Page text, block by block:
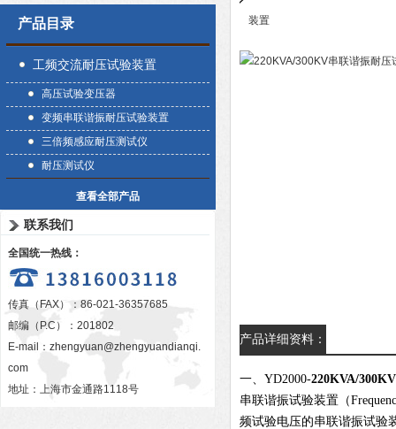
产品目录
工频交流耐压试验装置
高压试验变压器
变频串联谐振耐压试验装置
三倍频感应耐压测试仪
耐压测试仪
查看全部产品
联系我们
全国统一热线：
传真（FAX）：86-021-36357685
邮编（P.C）：201802
E-mail： zhengyuan@zhengyuandianqi.
com
地址：上海市金通路1118号
装置
产品详细资料：
一、YD2000-220KVA/
串联谐振试验装置（
频试验电压的串联谐振试验